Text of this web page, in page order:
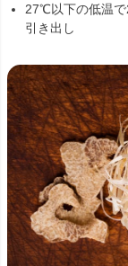
27℃以下の低温で
引き出し